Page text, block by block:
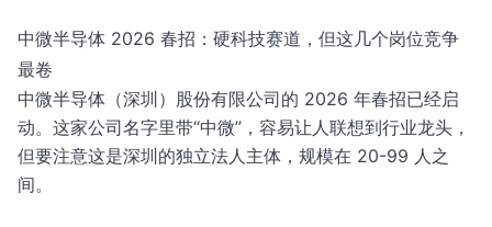
中微半导体 2026 春招：硬科技赛道，但这几个岗位竞争
最卷
中微半导体（深圳）股份有限公司的 2026 年春招已经启
动。这家公司名字里带“中微”，容易让人联想到行业龙头，
但要注意这是深圳的独立法人主体，规模在 20-99 人之
间。